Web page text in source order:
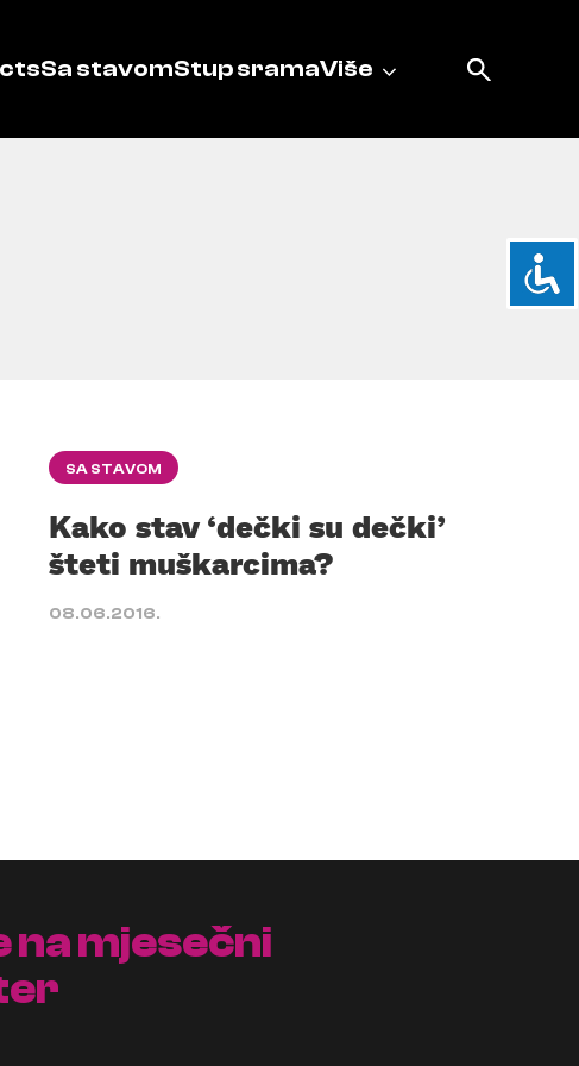
Sa stavomStup sramaViše
SA STAVOM
Kako stav ‘dečki su dečki’
šteti muškarcima?
08.06.2016.
na mjesečni